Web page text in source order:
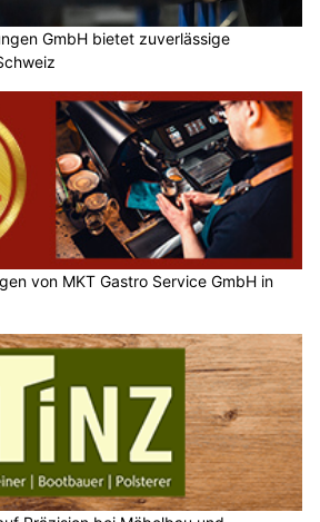
GmbH bietet zuverlässige
von MKT Gastro Service GmbH in